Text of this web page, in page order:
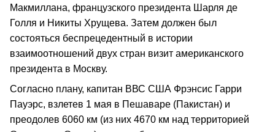
Макмиллана, французского президента Шарля де
Голля и Никиты Хрущева. Затем должен был
состояться беспрецедентный в истории
взаимоотношений двух стран визит американского
президента в Москву.
Согласно плану, капитан ВВС США Фрэнсис Гарри
Пауэрс, взлетев 1 мая в Пешаваре (Пакистан) и
преодолев 6060 км (из них 4670 км над территорией